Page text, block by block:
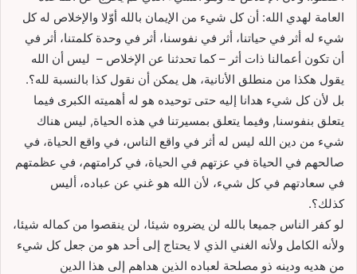
العامة لهدي الله: أن كل شيء من الإيمان بالله أوّلا والإخلاص له كل
شيء له أثر في حياتنا، أثر في نفوسنا، أثر في وحدة كلمتنا، أثر في
أن تكون أعمالنا ذات أثر – كما تحدثنا عن الإخلاص – ليس أن الله
يقول هكذا من منطلق الأنانية، هل يمكن أن نقول كذا بالنسبة لله؟.
بل لأن كل شيء هدانا إليه حتى توحيده هو له أهميته الكبرى فيما
يتعلق بنفوسنا, وفيما يتعلق بمسيرتنا في هذه الحياة, ليس هناك
شيء من دين الله ليس له أثر في واقع الناس، في واقع الحياة، في
صالحهم في الحياة في عزتهم في الحياة، في كرامتهم، في عظمتهم
في سعادتهم في كل شيء، لأن الله هو غني عن عباده، أليس
كذلك؟.
لو كفر الناس جميعا بالله لن يضروه شيئا، لن ينقصوا من كماله شيئا،
ولأنه الكامل ولأنه الغني الذي لا يحتاج إلى أحد هو من جعل كل شيء
من هديه ودينه ذو مصلحة لعباده الذين هداهم إلى هذا الدين